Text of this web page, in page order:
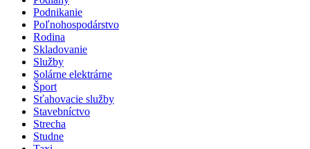
Podnikanie
Poľnohospodárstvo
Rodina
Skladovanie
Služby
Solárne elektrárne
Šport
Sťahovacie služby
Stavebníctvo
Strecha
Studne